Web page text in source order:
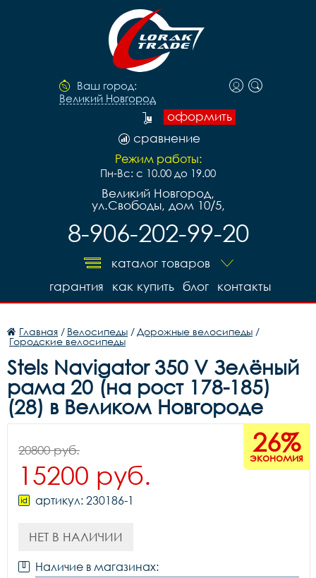
Ваш город:
Великий Новгород
оформить
сравнение
Режим работы:
Пн-Вс: с 10.00 до 19.00
Великий Новгород,
ул.Свободы, дом 10/5,
8-906-202-99-20
каталог товаров
контакты
блог
как купить
гарантия
Главная / Велосипеды / Дорожные велосипеды /
Городские велосипеды
Stels Navigator 350 V Зелёный
рама 20 (на рост 178-185)
(28) в Великом Новгороде
26%
экономия
20800 руб.
15200 руб.
артикул: 230186-1
НЕТ В НАЛИЧИИ
Наличие в магазинах: